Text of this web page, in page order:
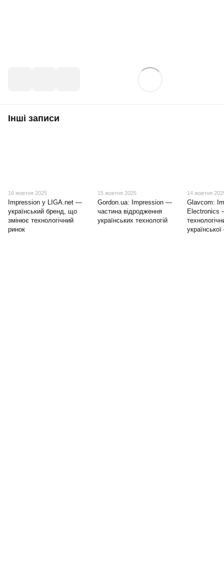
Інші записи
16 жовтня 2025
Impression у LIGA.net —
український бренд, що
змінює технологічний
ринок
15 жовтня 2025
Gordon.ua: Impression —
частина відродження
українських технологій
14 жовтня
Glavcom:
Electronics
української